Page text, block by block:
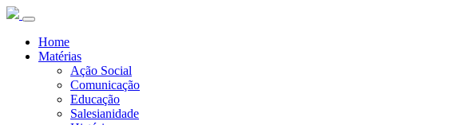
Home
Matérias
Ação Social
Comunicação
Educação
Salesianidade